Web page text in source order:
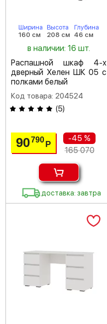
Ширина
160 см
Высота
208 см
Глубина
46 см
в наличии: 16 шт.
Распашной шкаф 4-х
дверный Хелен ШК 05 с
полками белый
Код товара: 204524
(5)
90790Р
-45 %
165 070
доставка: завтра